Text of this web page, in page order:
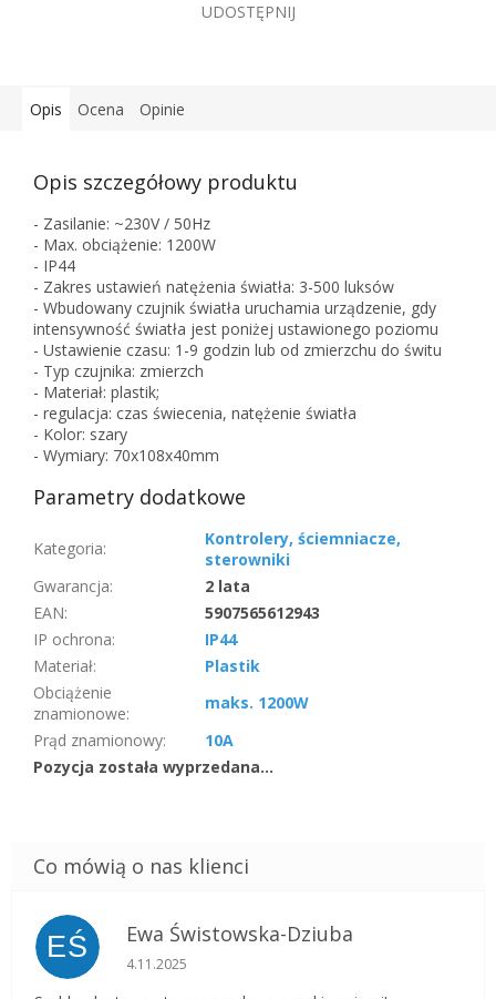
UDOSTĘPNIJ
Opis Ocena Opinie
Opis szczegółowy produktu
- Zasilanie: ~230V / 50Hz
- Max. obciążenie: 1200W
- IP44
- Zakres ustawień natężenia światła: 3-500 luksów
- Wbudowany czujnik światła uruchamia urządzenie, gdy
intensywność światła jest poniżej ustawionego poziomu
- Ustawienie czasu: 1-9 godzin lub od zmierzchu do świtu
- Typ czujnika: zmierzch
- Materiał: plastik;
- regulacja: czas świecenia, natężenie światła
- Kolor: szary
- Wymiary: 70x108x40mm
Parametry dodatkowe
Kategoria:
Kontrolery, ściemniacze,
sterowniki
Gwarancja:
2 lata
EAN:
5907565612943
IP ochrona:
IP44
Materiał:
Plastik
Obciążenie
znamionowe:
maks. 1200W
Prąd znamionowy:
10A
Pozycja została wyprzedana…
EŚ Ewa Świstowska-Dziuba
Ocena sklepu to 5 na 5 gwiazdek.
4.11.2025